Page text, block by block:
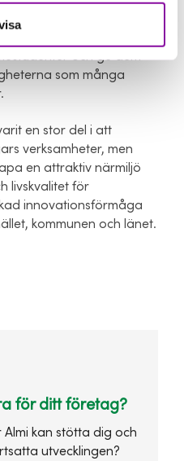
och högskola kan
och ge dem
som många
en stor del i att
verksamheter, men
en attraktiv närmiljö
livskvalitet för
innovationsförmåga
kommunen och länet.
för ditt företag?
Almi kan stötta dig och
utvecklingen?